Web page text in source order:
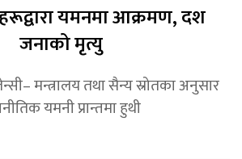
यमनमा आक्रमण, दश
जनाको मृत्यु
मन्त्रालय तथा सैन्य स्रोतका अनुसार
यमनी प्रान्तमा हुथी